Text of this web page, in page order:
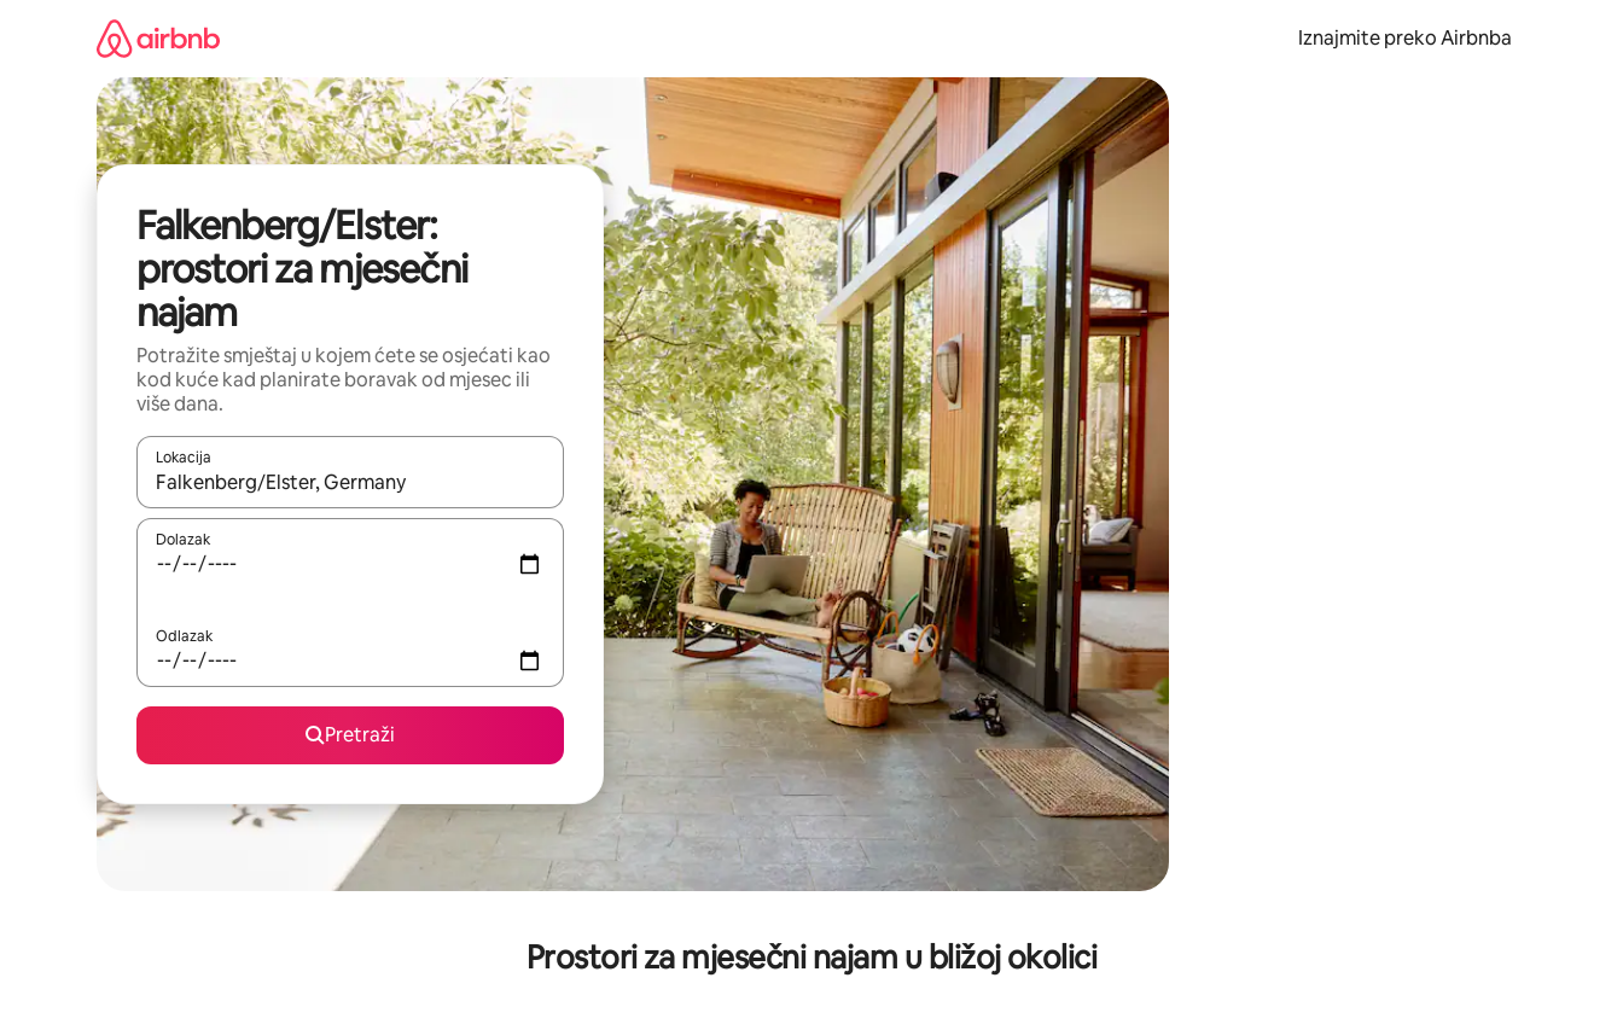
Iznajmite preko Airbnba
Falkenberg/Elster:
prostori za mjesečni
najam
Potražite smještaj u kojem ćete se osjećati kao
kod kuće kad planirate boravak od mjesec ili
više dana.
Lokacija
Kada budu dostupni rezultati, moći ćete ih pregledati koristeći se strelicama prema gore i prema dolje, kao i dodirom ili prelaskom prstom po zaslonu.
Dolazak
Odlazak
Pretraži
Prostori za mjesečni najam u bližoj okolici